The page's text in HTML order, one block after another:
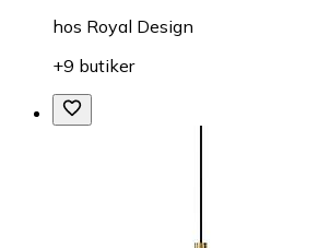
hos Royal Design
+9 butiker